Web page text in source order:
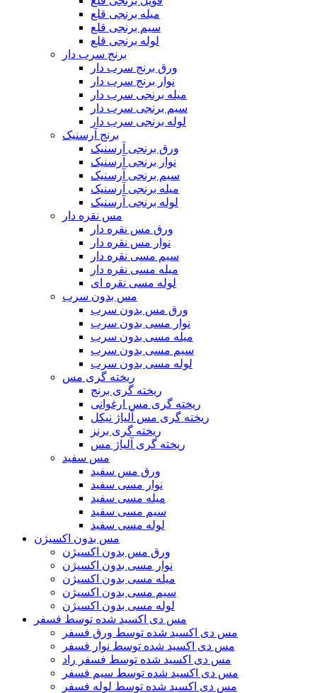
میله برنجی قلع
سیم برنجی قلع
لوله برنجی قلع
برنج سرب دار
ورق برنج سرب دار
نوار برنج سرب دار
میله برنجی سرب دار
سیم برنجی سرب دار
لوله برنجی سرب دار
برنج آرسنیک
ورق برنجی آرسنیک
نوار برنجی آرسنیک
سیم برنجی آرسنیک
میله برنجی آرسنیک
لوله برنجی آرسنیک
مس نقره دار
ورق مس نقره دار
نوار مس نقره دار
سیم مسی نقره دار
میله مسی نقره دار
لوله مسی نقره ای
مس بدون سرب
ورق مس بدون سرب
نوار مسی بدون سرب
میله مسی بدون سرب
سیم مسی بدون سرب
لوله مسی بدون سرب
ریخته گری مس
ریخته گری برنج
ریخته گری مس ارغوانی
ریخته گری مس آلیاژ نیکل
ریخته گری برنز
ریخته گری آلیاژ مس
مس سفید
ورق مس سفید
نوار مسی سفید
میله مسی سفید
سیم مسی سفید
لوله مسی سفید
مس بدون اکسیژن
ورق مس بدون اکسیژن
نوار مسی بدون اکسیژن
میله مسی بدون اکسیژن
سیم مسی بدون اکسیژن
لوله مسی بدون اکسیژن
مس دی اکسید شده توسط فسفر
مس دی اکسید شده توسط ورق فسفر
مس دی اکسید شده توسط نوار فسفر
مس دی اکسید شده توسط فسفر راد
مس دی اکسید شده توسط سیم فسفر
مس دی اکسید شده توسط لوله فسفر